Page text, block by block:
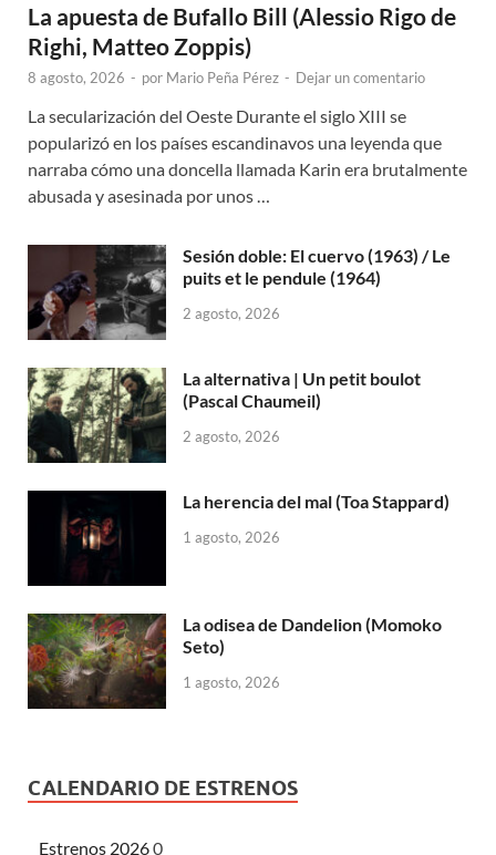
La apuesta de Bufallo Bill (Alessio Rigo de
Righi, Matteo Zoppis)
8 agosto, 2026 - por Mario Peña Pérez - Dejar un comentario
La secularización del Oeste Durante el siglo XIII se
popularizó en los países escandinavos una leyenda que
narraba cómo una doncella llamada Karin era brutalmente
abusada y asesinada por unos …
Sesión doble: El cuervo (1963) / Le
puits et le pendule (1964)
2 agosto, 2026
La alternativa | Un petit boulot
(Pascal Chaumeil)
2 agosto, 2026
La herencia del mal (Toa Stappard)
1 agosto, 2026
La odisea de Dandelion (Momoko
Seto)
1 agosto, 2026
CALENDARIO DE ESTRENOS
Estrenos 20260